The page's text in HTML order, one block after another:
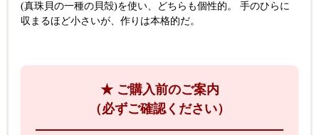
(真珠貝の一種の貝殻)を使い、どちらも個性的。 手のひらに
収まるほど小さいが、作りは本格的だ。
★ ご購入前のご案内
（必ずご確認ください）